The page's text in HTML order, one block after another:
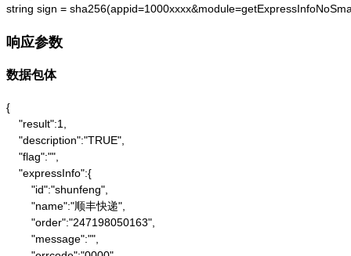
string sign =
响应参数
数据包体
{
    "result":1,
    "description":"TRUE",
    "flag":"",
    "expressInfo":{
        "id":"shunfeng",
        "name":"顺丰快递",
        "order":"247198050163",
        "message":"",